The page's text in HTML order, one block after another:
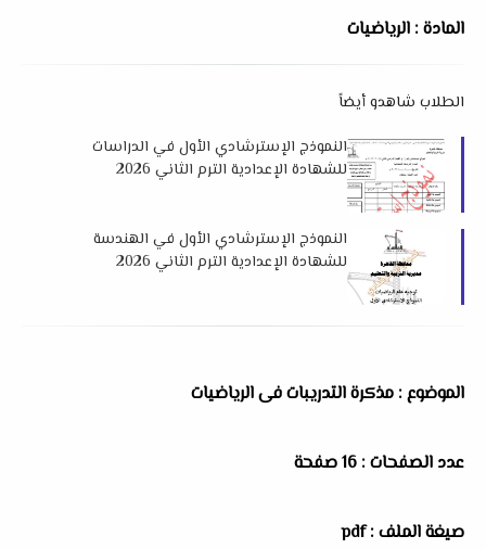
المادة : الرياضيات
الطلاب شاهدو أيضاً
النموذج الإسترشادي الأول في الدراسات
للشهادة الإعدادية الترم الثاني 2026
النموذج الإسترشادي الأول في الهندسة
للشهادة الإعدادية الترم الثاني 2026
الموضوع : مذكرة التدريبات فى الرياضيات
عدد الصفحات : 16 صفحة
صيغة الملف : pdf